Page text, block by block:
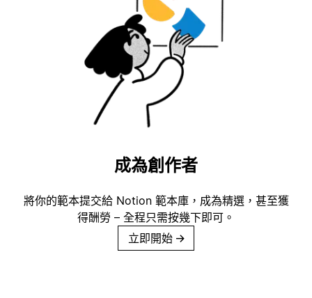
成為創作者
將你的範本提交給 Notion 範本庫，成為精選，甚至獲
得酬勞 – 全程只需按幾下即可。
立即開始 →